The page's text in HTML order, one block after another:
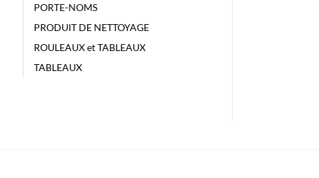
PORTE-NOMS
PRODUIT DE NETTOYAGE
ROULEAUX et TABLEAUX
TABLEAUX